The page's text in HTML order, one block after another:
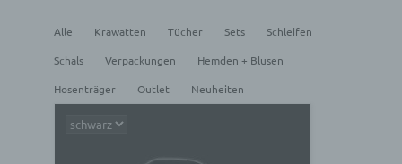
Alle Krawatten Tücher Sets
Schleifen
Schals
Verpackungen
Hemden + Blusen
Hosenträger
Outlet Neuheiten